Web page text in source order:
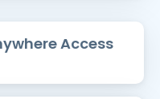
Access